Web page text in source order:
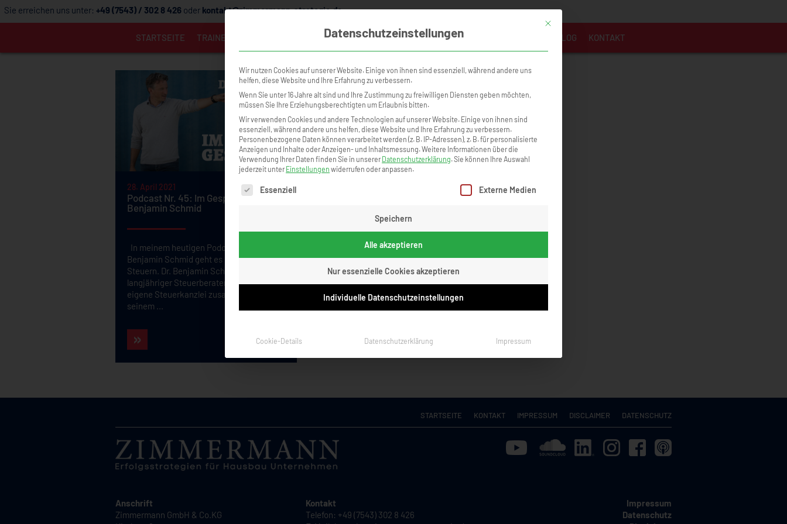
Sie erreichen uns unter: +49 (7543) / 302 8 426 oder kontakt@zimmermann-strategie.de
STARTSEITE TRAINER KURSKALENDER ONLINE ACADEMY TEILNEHMERSTIMMEN BLOG KONTAKT
28. April 2021
Podcast Nr. 45: Im Gespräch mit Dr.
Benjamin Schmid
In meinem heutigen Podcast mit Dr.
Benjamin Schmid geht es um das Thema
Steuern. Dr. Benjamin Schmid ist mein
langjähriger Steuerberater, er hat seine
eigene Steuerkanzlei zusammen mit
seinem ...
DATENSCHUTZ
DISCLAIMER
IMPRESSUM
KONTAKT
STARTSEITE
Anschrift
Zimmermann GmbH & Co.KG
Kontakt
Telefon: +49 (7543) 302 8 426
Impressum
Datenschutz
Mit diesem Button wird der Dialog geschlossen. Seine Funktionalität ist
Datenschutzeinstellungen
Wir nutzen Cookies auf unserer Website. Einige von ihnen sind essenziell, während andere uns
helfen, diese Website und Ihre Erfahrung zu verbessern.
Wenn Sie unter 16 Jahre alt sind und Ihre Zustimmung zu freiwilligen Diensten geben möchten,
müssen Sie Ihre Erziehungsberechtigten um Erlaubnis bitten.
Wir verwenden Cookies und andere Technologien auf unserer Website. Einige von ihnen sind
essenziell, während andere uns helfen, diese Website und Ihre Erfahrung zu verbessern.
Personenbezogene Daten können verarbeitet werden (z. B. IP-Adressen), z. B. für personalisierte
Anzeigen und Inhalte oder Anzeigen- und Inhaltsmessung.Weitere Informationen über die
Verwendung Ihrer Daten finden Sie in unserer Datenschutzerklärung.Sie können Ihre Auswahl
jederzeit unter Einstellungen widerrufen oder anpassen.
Es folgt eine Liste der Service-Gruppen, für die eine Einwilligung erteilt werden kann. Die erste Service-Gruppe ist essenziell und kann nicht
Essenziell Externe Medien
Speichern
Alle akzeptieren
Nur essenzielle Cookies akzeptieren
Individuelle Datenschutzeinstellungen
Cookie-Details Datenschutzerklärung Impressum